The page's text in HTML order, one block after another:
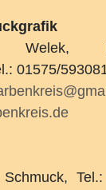
Welek,
01575/
Tel.: